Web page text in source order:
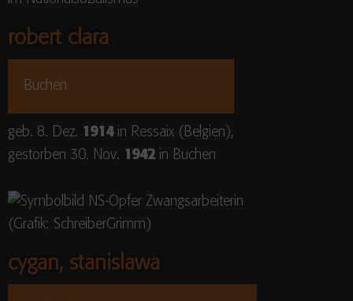
robert clara
Buchen
geb. 8. Dez. 1914in Ressaix (Belgien),
gestorben 30. Nov. 1942 in Buchen
cygan, stanislawa